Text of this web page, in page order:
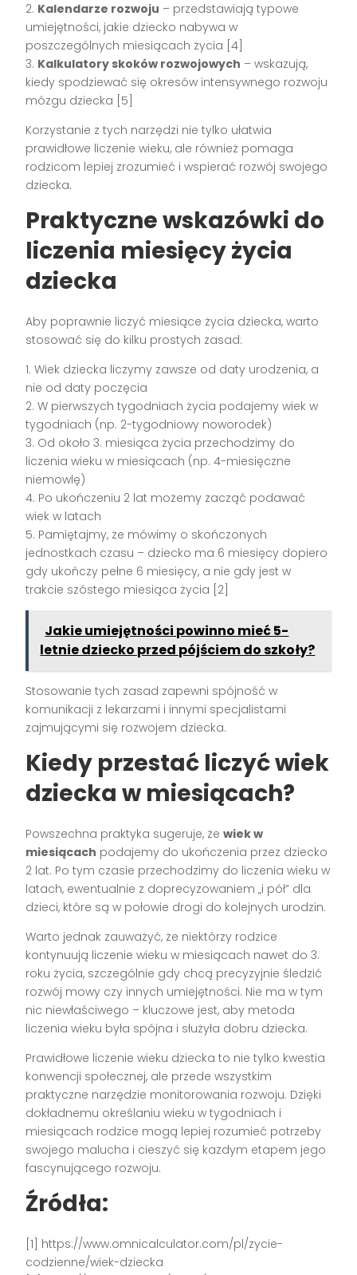
2. Kalendarze rozwoju – przedstawiają typowe
umiejętności, jakie dziecko nabywa w
poszczególnych miesiącach życia [4]
3. Kalkulatory skoków rozwojowych – wskazują,
kiedy spodziewać się okresów intensywnego rozwoju
mózgu dziecka [5]
Korzystanie z tych narzędzi nie tylko ułatwia
prawidłowe liczenie wieku, ale również pomaga
rodzicom lepiej zrozumieć i wspierać rozwój swojego
dziecka.
Praktyczne wskazówki do
liczenia miesięcy życia
dziecka
Aby poprawnie liczyć miesiące życia dziecka, warto
stosować się do kilku prostych zasad:
1. Wiek dziecka liczymy zawsze od daty urodzenia, a
nie od daty poczęcia
2. W pierwszych tygodniach życia podajemy wiek w
tygodniach (np. 2-tygodniowy noworodek)
3. Od około 3. miesiąca życia przechodzimy do
liczenia wieku w miesiącach (np. 4-miesięczne
niemowlę)
4. Po ukończeniu 2 lat możemy zacząć podawać
wiek w latach
5. Pamiętajmy, że mówimy o skończonych
jednostkach czasu – dziecko ma 6 miesięcy dopiero
gdy ukończy pełne 6 miesięcy, a nie gdy jest w
trakcie szóstego miesiąca życia [2]
Jakie umiejętności powinno mieć 5-
letnie dziecko przed pójściem do szkoły?
Stosowanie tych zasad zapewni spójność w
komunikacji z lekarzami i innymi specjalistami
zajmującymi się rozwojem dziecka.
Kiedy przestać liczyć wiek
dziecka w miesiącach?
Powszechna praktyka sugeruje, żewiek w
miesiącach podajemy do ukończenia przez dziecko
2 lat. Po tym czasie przechodzimy do liczenia wieku w
latach, ewentualnie z doprecyzowaniem „i pół” dla
dzieci, które są w połowie drogi do kolejnych urodzin.
Warto jednak zauważyć, że niektórzy rodzice
kontynuują liczenie wieku w miesiącach nawet do 3.
roku życia, szczególnie gdy chcą precyzyjnie śledzić
rozwój mowy czy innych umiejętności. Nie ma w tym
nic niewłaściwego – kluczowe jest, aby metoda
liczenia wieku była spójna i służyła dobru dziecka.
Prawidłowe liczenie wieku dziecka to nie tylko kwestia
konwencji społecznej, ale przede wszystkim
praktyczne narzędzie monitorowania rozwoju. Dzięki
dokładnemu określaniu wieku w tygodniach i
miesiącach rodzice mogą lepiej rozumieć potrzeby
swojego malucha i cieszyć się każdym etapem jego
fascynującego rozwoju.
Źródła:
[1] https://www.omnicalculator.com/pl/zycie-
codzienne/wiek-dziecka